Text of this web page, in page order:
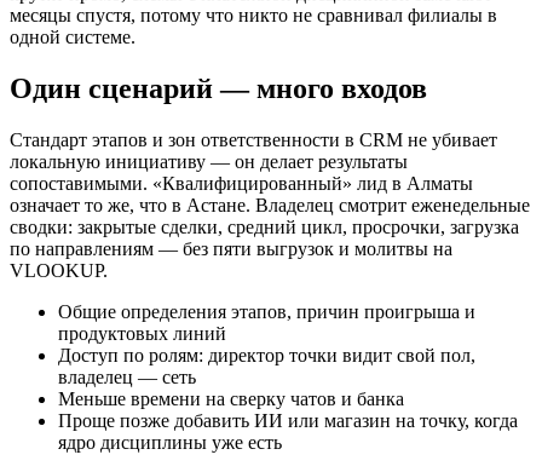
месяцы спустя, потому что никто не сравнивал филиалы в
одной системе.
Один сценарий — много входов
Стандарт этапов и зон ответственности в CRM не убивает
локальную инициативу — он делает результаты
сопоставимыми. «Квалифицированный» лид в Алматы
означает то же, что в Астане. Владелец смотрит еженедельные
сводки: закрытые сделки, средний цикл, просрочки, загрузка
по направлениям — без пяти выгрузок и молитвы на
VLOOKUP.
Общие определения этапов, причин проигрыша и
продуктовых линий
Доступ по ролям: директор точки видит свой пол,
владелец — сеть
Меньше времени на сверку чатов и банка
Проще позже добавить ИИ или магазин на точку, когда
ядро дисциплины уже есть